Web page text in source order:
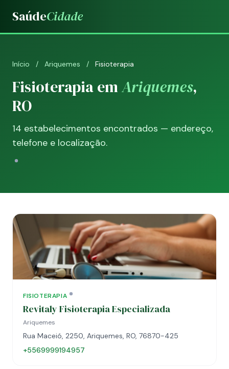
SaúdeCidade
Início / Ariquemes / Fisioterapia
Fisioterapia emAriquemes,
RO
14 estabelecimentos encontrados — endereço,
telefone e localização.
FISIOTERAPIA
Revitaly Fisioterapia Especializada
Ariquemes
Rua Maceió, 2250, Ariquemes, RO, 76870-425
+5569999194957